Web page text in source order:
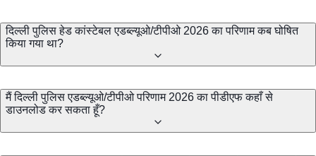
दिल्ली पुलिस हेड कांस्टेबल एडब्ल्यूओ/टीपीओ 2026 का परिणाम कब घोषित
किया गया था?
मैं दिल्ली पुलिस एडब्ल्यूओ/टीपीओ परिणाम 2026 का पीडीएफ कहाँ से
डाउनलोड कर सकता हूँ?